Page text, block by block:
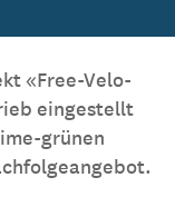
«Free-Velo-
eingestellt
grünen